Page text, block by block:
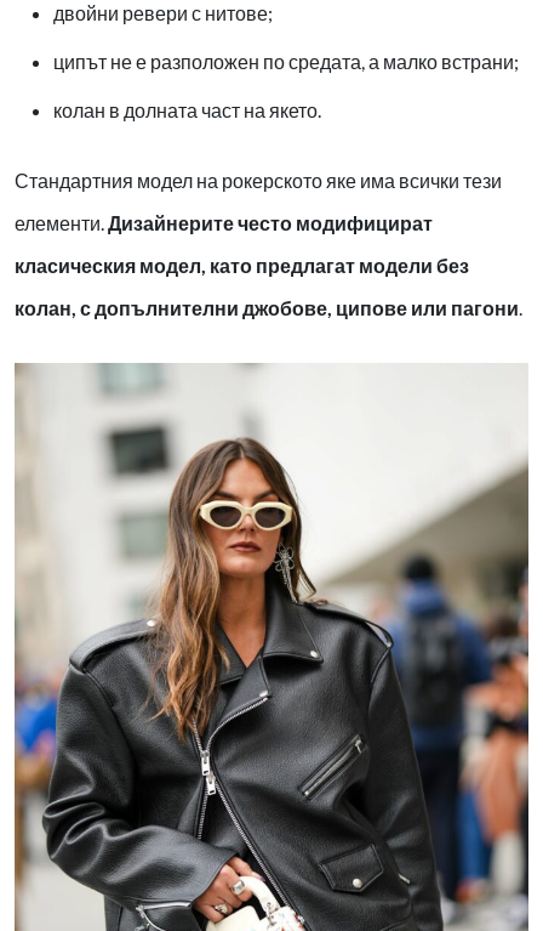
двойни ревери с нитове;
ципът не е разположен по средата, а малко встрани;
колан в долната част на якето.
Стандартния модел на рокерското яке има всички тези
елементи.Дизайнерите често модифицират
класическия модел, като предлагат модели без
колан, с допълнителни джобове, ципове или пагони.